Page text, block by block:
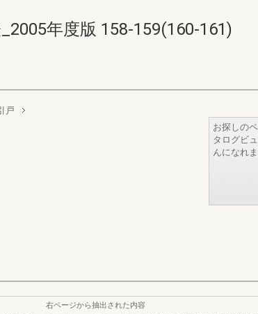
年度版 158-159(160-161)
戸
お探しの
タログビ
んになれま
右ページから抽出された内容